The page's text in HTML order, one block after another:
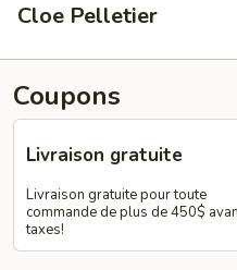
Cloe Pelletier
Coupons
Livraison gratuite
Livraison gratuite pour toute
commande de plus de 450$
taxes!